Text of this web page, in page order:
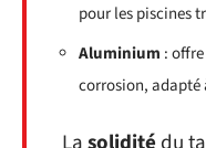
pour les piscines
Aluminium :
corrosion,